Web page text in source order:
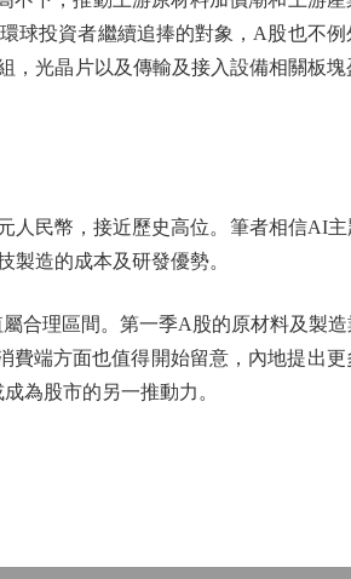
球投資者繼續追捧的對象，A股也不
光晶片以及傳輸及接入設備相關板
民幣，接近歷史高位。筆者相信AI主
造的成本及研發優勢。
理區間。第一季A股的原材料及製
端方面也值得開始留意，內地提出
為股市的另一推動力。